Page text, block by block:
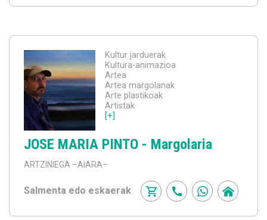
Kultur jarduerak
Kultura-animazioa
Artea
Artea margolanak
Arte plastikoak
Artistak
[+]
JOSE MARIA PINTO - Margolaria
ARTZINIEGA –AIARA–
Salmenta edo eskaerak